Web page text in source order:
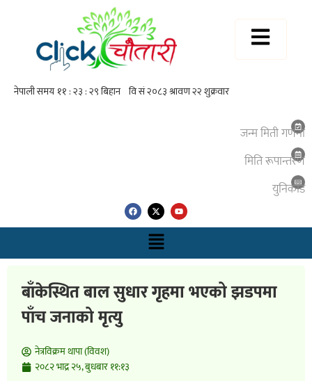
जन्म मिती गणना
मिति रूपान्तरण
युनिकाेड
बाँकेस्थित बाल सुधार गृहमा भएको झडपमा
पाँच जनाको मृत्यु
नेत्रविक्रम थापा (विवश)
२०८२ भाद्र २५, बुधबार ११:१३